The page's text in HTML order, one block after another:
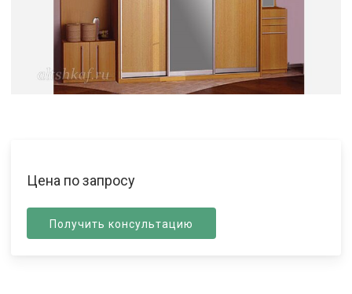
Цена по запросу
Получить консультацию